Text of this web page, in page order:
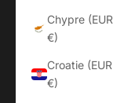
Chypre (EUR
€)
Croatie (EUR
€)